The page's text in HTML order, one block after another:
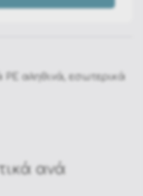
PE αληθινά, εσωτερικά
ανά